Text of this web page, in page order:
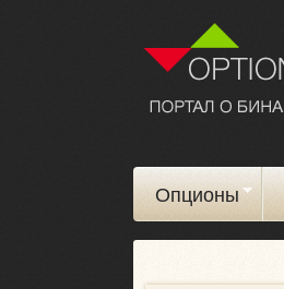
Опционы